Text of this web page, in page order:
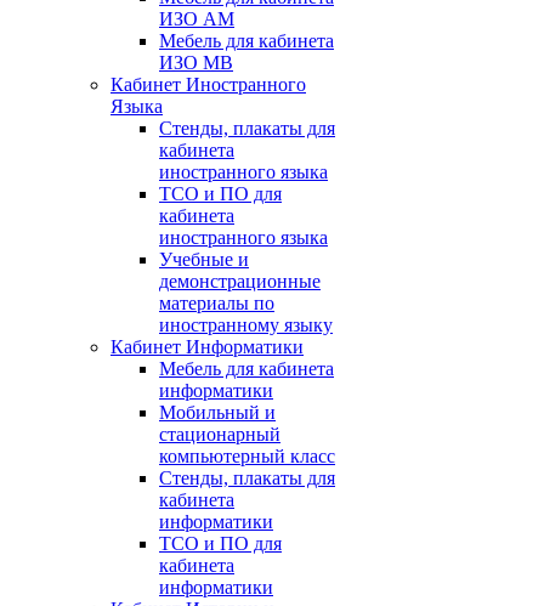
ИЗО АМ
Мебель для кабинета
ИЗО МВ
Кабинет Иностранного
Языка
Стенды, плакаты для
кабинета
иностранного языка
ТСО и ПО для
кабинета
иностранного языка
Учебные и
демонстрационные
материалы по
иностранному языку
Кабинет Информатики
Мебель для кабинета
информатики
Мобильный и
стационарный
компьютерный класс
Стенды, плакаты для
кабинета
информатики
ТСО и ПО для
кабинета
информатики